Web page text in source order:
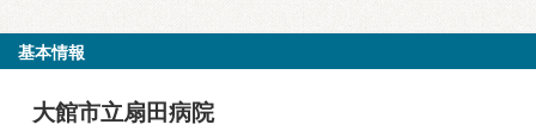
基本情報
大館市立扇田病院